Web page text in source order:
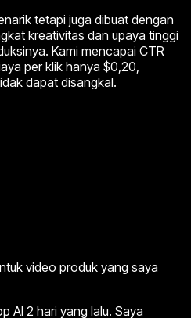
tetapi juga dibuat dengan
kreativitas dan upaya tinggi
Kami mencapai CTR
per klik hanya $0,20,
dapat disangkal.
video produk yang saya
AI 2 hari yang lalu. Saya